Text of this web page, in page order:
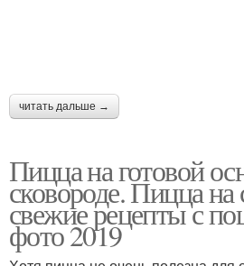
Соус для пиццы
Ингредиенты для
грибной пиццы
читать дальше →
Пицца на готовой
сковороде. Пицца
свежие рецепты с
фото 2019